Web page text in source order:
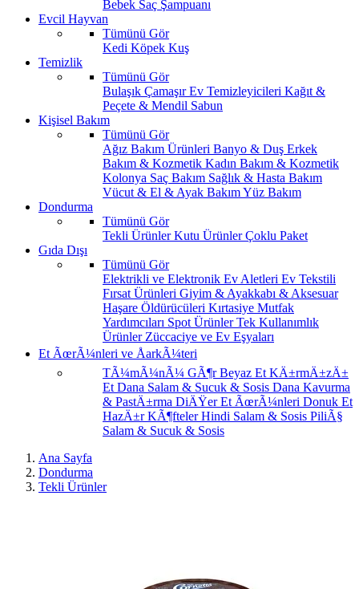
Bebek Saç Şampuanı
Evcil Hayvan
Tümünü Gör
Kedi Köpek Kuş
Temizlik
Tümünü Gör
Bulaşık ÇamaşırEv Temizleyicileri Kağıt &
Peçete & Mendil Sabun
Kişisel Bakım
Tümünü Gör
Ağız Bakım Ürünleri Banyo & Duş Erkek
Bakım & Kozmetik Kadın Bakım & Kozmetik
Kolonya Saç Bakım Sağlık & Hasta Bakım
Vücut & El & Ayak BakımYüz Bakım
Dondurma
Tümünü Gör
Tekli ÜrünlerKutu ÜrünlerÇoklu Paket
Gıda Dışı
Tümünü Gör
Elektrikli ve Elektronik Ev Aletleri Ev Tekstili
Fırsat Ürünleri Giyim & Ayakkabı & Aksesuar
Haşare Öldürücüleri Kırtasiye Mutfak
Yardımcıları Spot ÜrünlerTek Kullanımlık
Ürünler Züccaciye ve Ev Eşyaları
Et ÃœrÃ¼nleri ve ÅarkÃ¼teri
TÃ¼mÃ¼nÃ¼ GÃ¶rBeyaz Et KÄ±rmÄ±zÄ±
Et Dana Salam & Sucuk & Sosis Dana Kavurma
& PastÄ±rma DiÄŸer Et ÃœrÃ¼nleri Donuk Et
HazÄ±r KÃ¶ftelerHindi Salam & Sosis PiliÃ§
Salam & Sucuk & Sosis
Ana Sayfa
Dondurma
Tekli Ürünler